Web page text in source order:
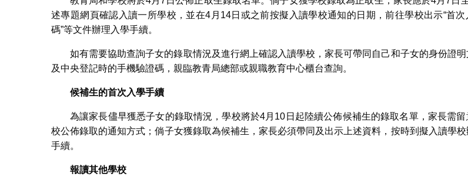
述專題網頁確認入讀一所學校，並在4月14日或之前按擬入讀學校通知的日期，前往學校出示“首次
碼”等文件辦理入學手續。
如有需要協助查詢子女的錄取情況及進行網上確認入讀學校，家長可帶同自己和子女的身份證明
及中央登記時的手機驗證碼，親臨教青局總部或親職教育中心櫃台查詢。
候補生的首次入學手續
為讓家長儘早獲悉子女的錄取情況，學校將於4月10日起陸續公佈候補生的錄取名單，家長需
校公佈錄取的通知方式；倘子女獲錄取為候補生，家長必須帶同及出示上述資料，按時到擬入讀學
手續。
報讀其他學校